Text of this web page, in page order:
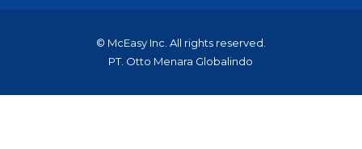
© McEasy Inc. All rights reserved.
PT. Otto Menara Globalindo